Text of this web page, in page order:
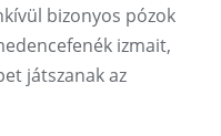
bizonyos pózok
izmait,
játszanak az